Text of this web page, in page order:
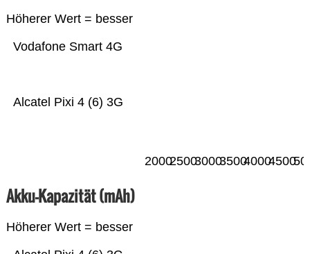
Höherer Wert = besser
Alcatel Pixi 4 (6) 3G
Vodafone Smart 4G
200025003000350040004500
Akku-Kapazität (mAh)
Höherer Wert = besser